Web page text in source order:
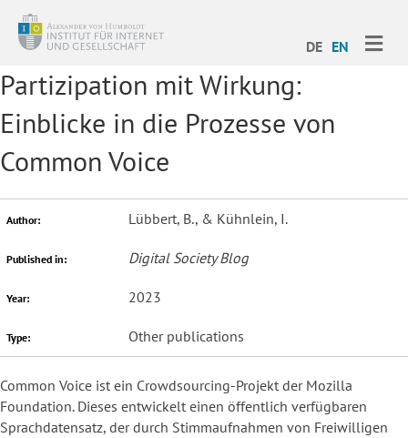
DE EN
Partizipation mit Wirkung:
Einblicke in die Prozesse von
Common Voice
Author: Lübbert, B., & Kühnlein, I.
Published in: Digital Society Blog
Year: 2023
Type: Other publications
Common Voice ist ein Crowdsourcing-Projekt der Mozilla
Foundation. Dieses entwickelt einen öffentlich verfügbaren
Sprachdatensatz, der durch Stimmaufnahmen von Freiwilligen